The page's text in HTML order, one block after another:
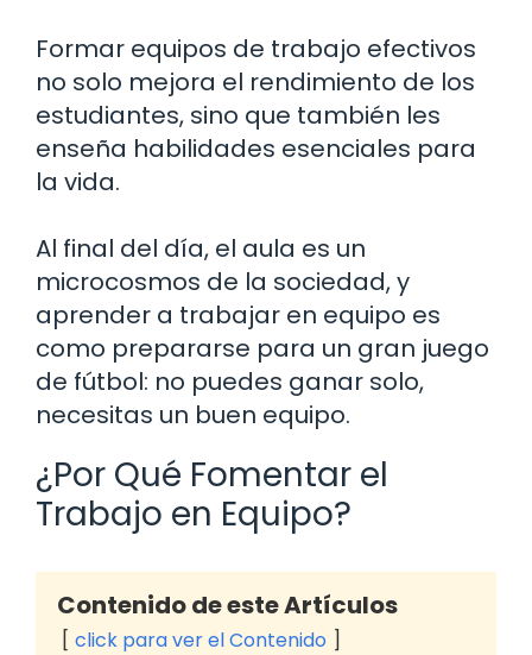
Formar equipos de trabajo efectivos
no solo mejora el rendimiento de los
estudiantes, sino que también les
enseña habilidades esenciales para
la vida.
Al final del día, el aula es un
microcosmos de la sociedad, y
aprender a trabajar en equipo es
como prepararse para un gran juego
de fútbol: no puedes ganar solo,
necesitas un buen equipo.
¿Por Qué Fomentar el
Trabajo en Equipo?
Contenido de este Artículos
click para ver el Contenido